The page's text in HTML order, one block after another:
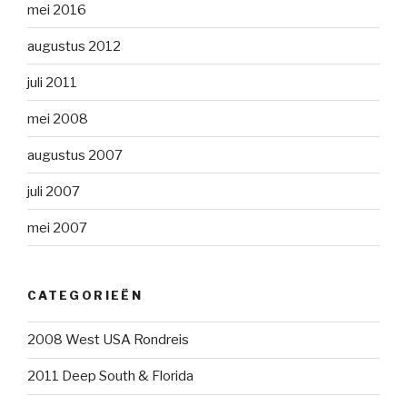
mei 2016
augustus 2012
juli 2011
mei 2008
augustus 2007
juli 2007
mei 2007
CATEGORIEËN
2008 West USA Rondreis
2011 Deep South & Florida